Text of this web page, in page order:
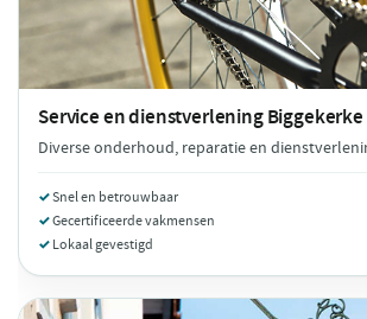
Service en dienstverleningBiggekerke
Diverse onderhoud, reparatie en
Snel en betrouwbaar
Gecertificeerde vakmensen
Lokaal gevestigd